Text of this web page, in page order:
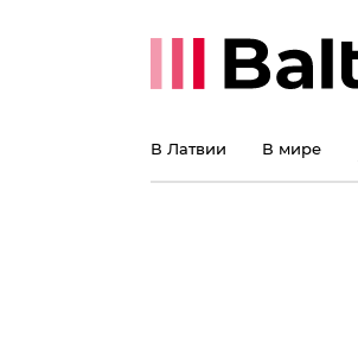
В Латвии В мире